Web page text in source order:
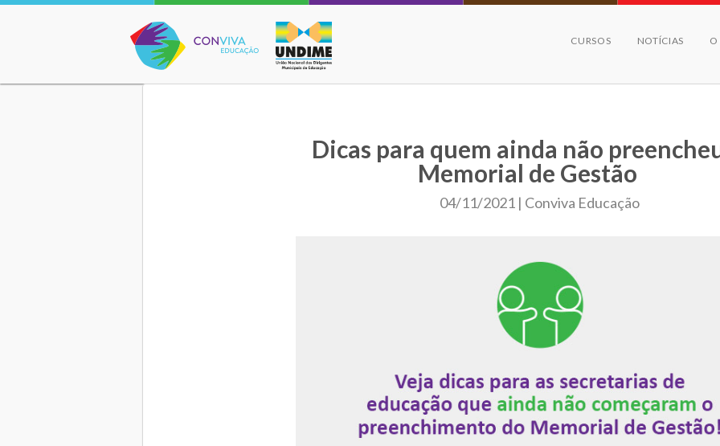
Conviva Educação
CURSOS NOTÍCIAS O
Dicas para quem ainda não
Memorial de Gestão
04/11/2021 | Conviva Educação